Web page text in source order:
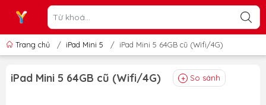
Trang chủ / iPad Mini 5 / iPad Mini 5 64GB cũ (Wifi/4G)
iPad Mini 5 64GB cũ (Wifi/4G) So sánh